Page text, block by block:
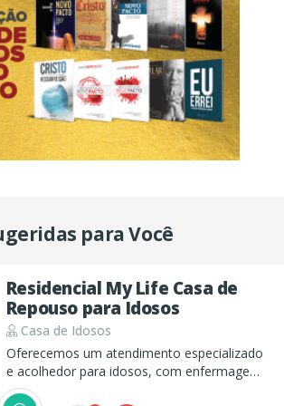
para Você
Residencial My Life Casa de
Repouso para Idosos
Casa de Idosos
Oferecemos um atendimento especializado
e acolhedor para idosos, com enfermagem
24 horas, serviços de fisioterapia, nutrição e